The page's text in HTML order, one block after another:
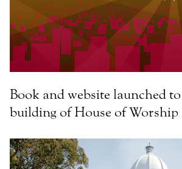
Book and website launched
building of House of Worship